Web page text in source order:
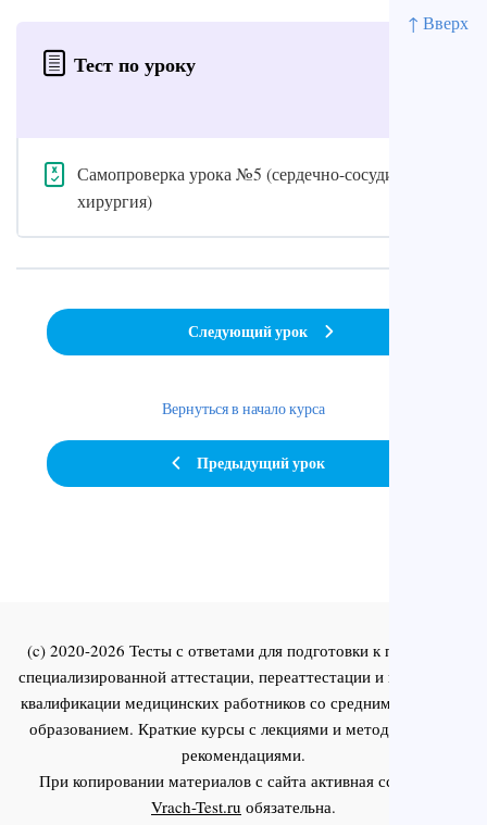
↑ Вверх
Тест по уроку
Самопроверка урока №5 (сердечно-сосудистая
хирургия)
Предыдущий урок
Вернуться в начало курса
Следующий урок
(c) 2020-2026 Тесты с ответами для подготовки к первичной
специализированной аттестации, переаттестации и повышения
квалификации медицинских работников со средним и высшим
образованием. Краткие курсы с лекциями и методическими
рекомендациями.
При копировании материалов с сайта активная ссылка на
Vrach-Test.ru обязательна.